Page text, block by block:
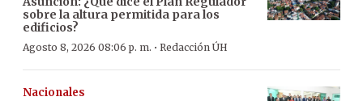
sobre la altura permitida para los
edificios?
Agosto 8, 2026 08:06 p. m. · Redacción ÚH
Nacionales